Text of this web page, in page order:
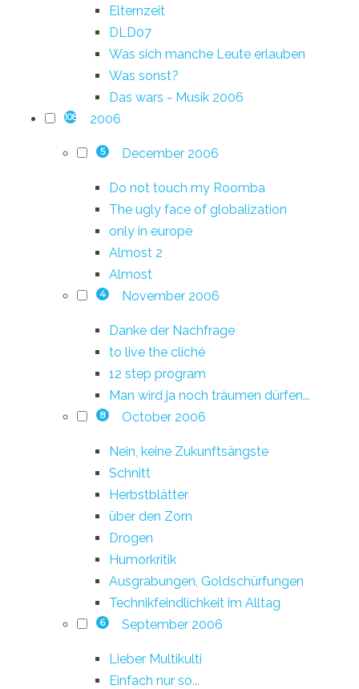
Elternzeit
DLD07
Was sich manche Leute erlauben
Was sonst?
Das wars - Musik 2006
108 2006
5 December 2006
Do not touch my Roomba
The ugly face of globalization
only in europe
Almost 2
Almost
4 November 2006
Danke der Nachfrage
to live the cliché
12 step program
Man wird ja noch träumen dürfen...
8 October 2006
Nein, keine Zukunftsängste
Schnitt
Herbstblätter
über den Zorn
Drogen
Humorkritik
Ausgrabungen, Goldschürfungen
Technikfeindlichkeit im Alltag
6 September 2006
Lieber Multikulti
Einfach nur so...